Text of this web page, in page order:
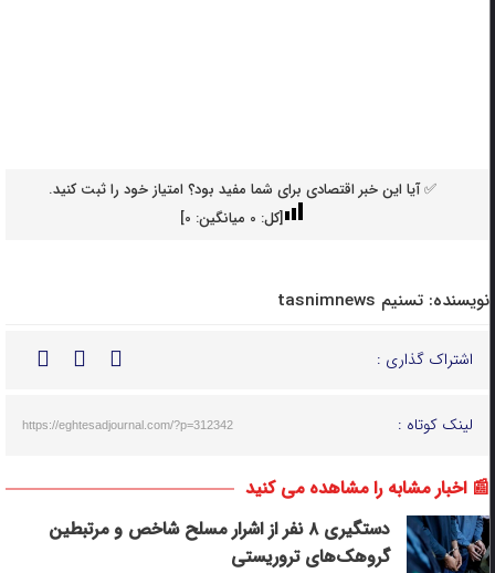
✅ آیا این خبر اقتصادی برای شما مفید بود؟ امتیاز خود را ثبت کنید.
[کل: 0میانگین: 0
]
نویسنده: تسنیم tasnimnews
اشتراک گذاری :
لینک کوتاه : https://eghtesadjournal.com/?p=312342
📰 اخبار مشابه را مشاهده می کنید
دستگیری ۸ نفر از اشرار مسلح شاخص و مرتبطین
گروهک‌های تروریستی